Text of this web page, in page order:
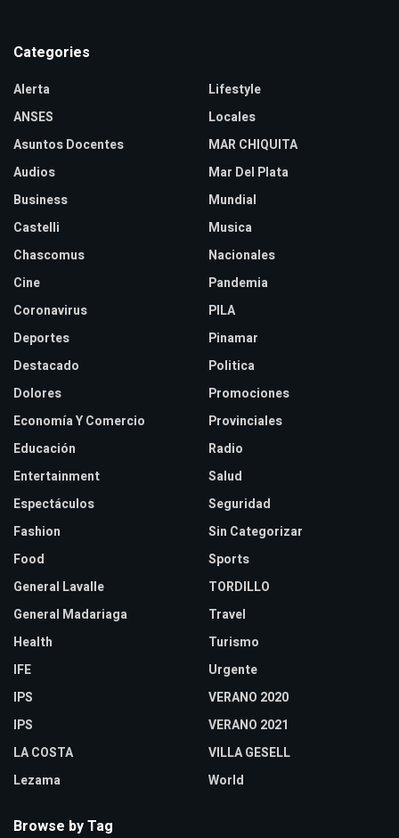
Categories
Alerta
ANSES
Asuntos Docentes
Audios
Business
Castelli
Chascomus
Cine
Coronavirus
Deportes
Destacado
Dolores
Economía Y Comercio
Educación
Entertainment
Espectáculos
Fashion
Food
General Lavalle
General Madariaga
Health
IFE
IPS
IPS
LA COSTA
Lezama
Lifestyle
Locales
MAR CHIQUITA
Mar Del Plata
Mundial
Musica
Nacionales
Pandemia
PILA
Pinamar
Politica
Promociones
Provinciales
Radio
Salud
Seguridad
Sin Categorizar
Sports
TORDILLO
Travel
Turismo
Urgente
VERANO 2020
VERANO 2021
VILLA GESELL
World
Browse by Tag